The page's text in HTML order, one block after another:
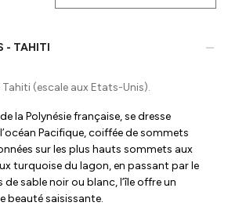
- TAHITI -
(escale aux Etats-Unis).
la Polynésie française, se dresse
Pacifique, coiffée de sommets
sur les plus hauts sommets aux
turquoise du lagon, en passant par le
sable noir ou blanc, l’île offre un
beauté saisissante.